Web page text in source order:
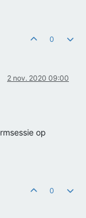
0
2 nov. 2020 09:00
op
0